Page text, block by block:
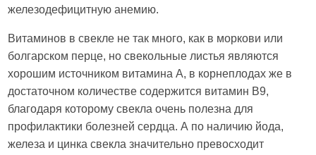
железодефицитную анемию.
Витаминов в свекле не так много, как в моркови или
болгарском перце, но свекольные листья являются
хорошим источником витамина А, в корнеплодах же в
достаточном количестве содержится витамин В9,
благодаря которому свекла очень полезна для
профилактики болезней сердца. А по наличию йода,
железа и цинка свекла значительно превосходит